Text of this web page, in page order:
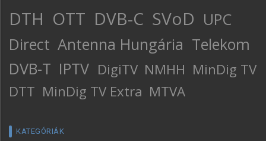
DTH OTT DVB-C SVoD UPC
Direct Antenna Hungária Telekom
DVB-T IPTV DigiTV NMHH MinDig TV
DTT MinDig TV Extra MTVA
KATEGÓRIÁK